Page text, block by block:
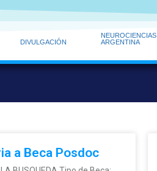
DIVULGACIÓN
NEUROCIENCIAS
ARGENTINA
a Beca Posdoc